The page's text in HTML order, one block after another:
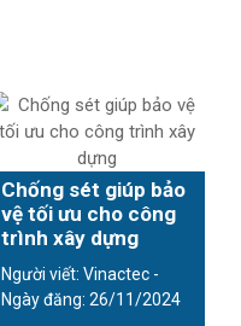
Chống sét giúp bảo
vệ tối ưu cho công
trình xây dựng
Người viết: Vinactec -
Ngày đăng: 26/11/2024